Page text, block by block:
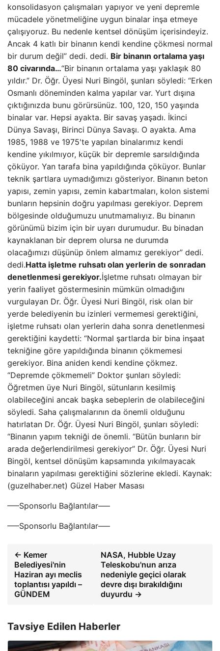
konsolidasyon çalışmaları yapıyor ve yeni depremle
mücadele yönetmeliğine uygun binalar inşa etmeye
çalışıyoruz. Bu nedenle kentsel dönüşüm içerisindeyiz.
Ancak 4 katlı bir binanın kendi kendine çökmesi normal
bir durum değil” dedi. dedi. Bir binanın ortalama yaşı
80 civarında…“Bir binanın ortalama yaşı yaklaşık 80
yıldır.” Dr. Öğr. Üyesi Nuri Bingöl, şunları söyledi: “Erken
Osmanlı döneminden kalma yapılar var. Yurt dışına
çıktığınızda bunu görürsünüz. 100, 120, 150 yaşında
binalar var. Hepsi ayakta. Bir savaş yaşadı. İkinci
Dünya Savaşı, Birinci Dünya Savaşı. O ayakta. Ama
1985, 1988 ve 1975'te yapılan binalarımız kendi
kendine yıkılmıyor, küçük bir depremle sarsıldığında
çöküyor. Yan tarafa bina yapıldığında çöküyor. Bunlar
teknik şartlara uymadığımızı gösteriyor. Binanın beton
yapısı, zemin yapısı, zemin kabartmaları, kolon sistemi
bunların hepsinin doğru yapılması gerekiyor. Deprem
bölgesinde olduğumuzu unutmamalıyız. Bu binanın
görünümü bizim için bir uyarı durumudur. Bu binadan
kaynaklanan bir deprem olursa ne durumda
olacağımızı düşünüp önlem almamız gerekiyor” dedi.
dedi.Hatta işletme ruhsatı olan yerlerin de sonradan
denetlenmesi gerekiyor.İşletme ruhsatı olmayan bir
yerin faaliyet göstermesinin mümkün olmadığını
vurgulayan Dr. Öğr. Üyesi Nuri Bingöl, risk olan bir
yerde belediyenin bu izinleri vermemesi gerektiğini,
işletme ruhsatı olan yerlerin daha sonra denetlenmesi
gerektiğini kaydetti: “Normal şartlarda bir bina inşaat
tekniğine göre yapıldığında binanın çökmemesi
gerekiyor. Bina aniden kendi kendine çökmez.
“Depremde çökmemeli” Doktor şunları söyledi:
Öğretmen üye Nuri Bingöl, sütunların kesilmiş
olabileceğini ancak başka sebeplerin de olabileceğini
söyledi. Saha çalışmalarının da önemli olduğunu
hatırlatan Dr. Öğr. Üyesi Nuri Bingöl, şunları söyledi:
“Binanın yapım tekniği de önemli. “Bütün bunların bir
arada değerlendirilmesi gerekiyor” Dr. Öğr. Üyesi Nuri
Bingöl, kentsel dönüşüm kapsamında yıkılmayacak
binaların yapılması gerektiğini sözlerine ekledi. Kaynak:
(guzelhaber.net) Güzel Haber Masası
—–Sponsorlu Bağlantılar—–
—–Sponsorlu Bağlantılar—–
← Kemer
Belediyesi'nin
Haziran ayı meclis
toplantısı yapıldı –
GÜNDEM
NASA, Hubble Uzay
Teleskobu'nun arıza
nedeniyle geçici olarak
devre dışı bırakıldığını
duyurdu →
Tavsiye Edilen Haberler